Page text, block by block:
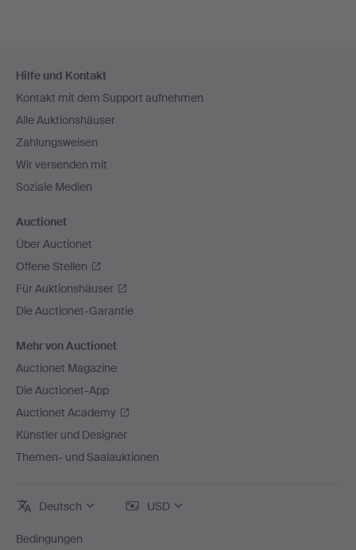
Navigation
Hilfe und Kontakt
Kontakt mit dem Support aufnehmen
Alle Auktionshäuser
Zahlungsweisen
Wir versenden mit
Soziale Medien
Auctionet
Über Auctionet
Offene Stellen
Für Auktionshäuser
Die Auctionet-Garantie
Mehr von Auctionet
Auctionet Magazine
Die Auctionet-App
Auctionet Academy
Künstler und Designer
Themen- und Saalauktionen
Deutsch USD
Bedingungen